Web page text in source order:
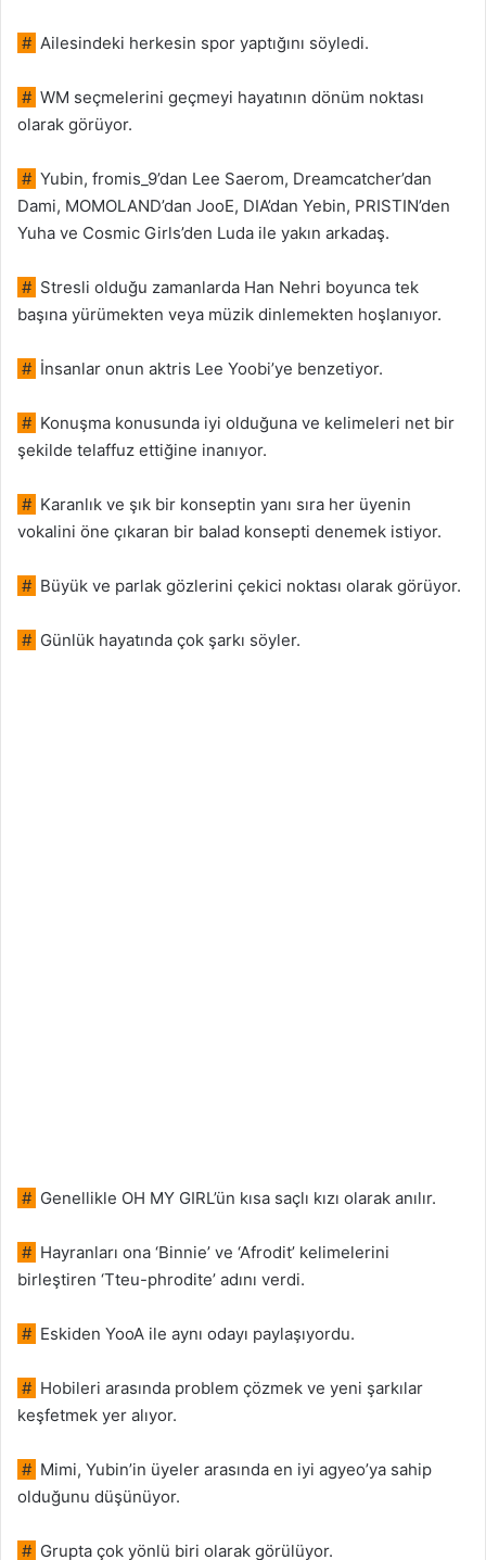
# Ailesindeki herkesin spor yaptığını söyledi.
# WM seçmelerini geçmeyi hayatının dönüm noktası
olarak görüyor.
# Yubin, fromis_9’dan Lee Saerom, Dreamcatcher’dan
Dami, MOMOLAND’dan JooE, DIA’dan Yebin, PRISTIN’den
Yuha ve Cosmic Girls’den Luda ile yakın arkadaş.
# Stresli olduğu zamanlarda Han Nehri boyunca tek
başına yürümekten veya müzik dinlemekten hoşlanıyor.
# İnsanlar onun aktris Lee Yoobi’ye benzetiyor.
# Konuşma konusunda iyi olduğuna ve kelimeleri net bir
şekilde telaffuz ettiğine inanıyor.
# Karanlık ve şık bir konseptin yanı sıra her üyenin
vokalini öne çıkaran bir balad konsepti denemek istiyor.
# Büyük ve parlak gözlerini çekici noktası olarak görüyor.
# Günlük hayatında çok şarkı söyler.
# Genellikle OH MY GIRL’ün kısa saçlı kızı olarak anılır.
# Hayranları ona ‘Binnie’ ve ‘Afrodit’ kelimelerini
birleştiren ‘Tteu-phrodite’ adını verdi.
# Eskiden YooA ile aynı odayı paylaşıyordu.
# Hobileri arasında problem çözmek ve yeni şarkılar
keşfetmek yer alıyor.
# Mimi, Yubin’in üyeler arasında en iyi agyeo’ya sahip
olduğunu düşünüyor.
# Grupta çok yönlü biri olarak görülüyor.